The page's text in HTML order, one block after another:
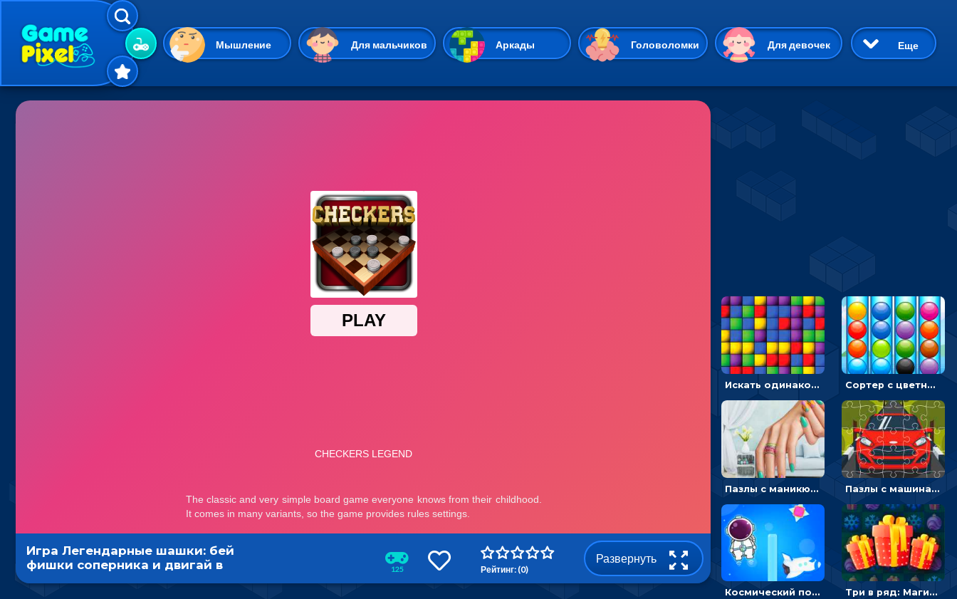
Мышление Для мальчиков Аркады Головоломки Для девочек
Гиперказуальные Казуальные Веселые 3D Приключения
Симуляторы
Пасьянс
Еще
Искать одинаковые блоки и убирать их - головоломка на внимание Сортер с цветными шариками: размещать в колбах по цвету
Пазлы с маникюром: собери идеальный рисунок для ногтей Пазлы с машинами Форд: собирать картинки и открывать новые
Космический побег: двигать космонавта, чтобы попасть к кораблю Три в ряд: Магические рождественские драгоценности
Игра Легендарные шашки: бей
фишки соперника и двигай в
дамки - спортивные
125 Рейтинг: (0)
Развернуть